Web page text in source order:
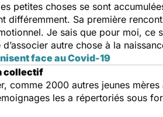
petites choses se sont
différemment. Sa première
Je sais que pour moi, ce
autre chose à la
face au Covid-19
collectif
comme 2000 autres jeunes
les a répertoriés sous